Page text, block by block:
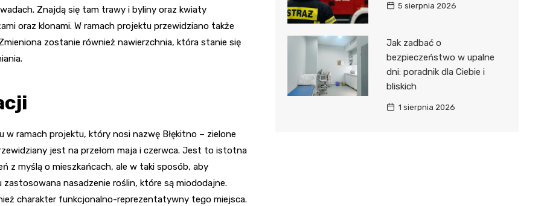
Znajdą się tam trawy i byliny oraz kwiaty
oraz klonami. W ramach projektu przewidziano także
zostanie również nawierzchnia, która stanie się
w ramach projektu, który nosi nazwę Błękitno – zielone
jest na przełom maja i czerwca. Jest to istotna
z myślą o mieszkańcach, ale w taki sposób, aby
nasadzenie roślin, które są miododajne.
charakter funkcjonalno-reprezentatywny tego miejsca.
5 sierpnia 2026
Jak zadbać o
bezpieczeństwo w upalne
dni: poradnik dla Ciebie i
bliskich
1 sierpnia 2026